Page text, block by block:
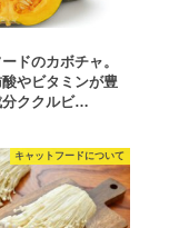
ドのカボチャ。
やビタミンが豊
分ククルビ…
キャットフードについて